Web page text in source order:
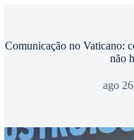
Comunicação no Vaticano:
não
ago